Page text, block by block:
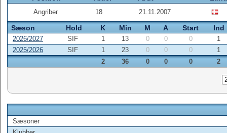
Angriber 18 21.11.2007
Sæson Hold K Min M A Start Ind
2026/2027 SIF 1 13 0 0 0
1
2025/2026
SIF 1 23 0 0 0
1
2
36 0 0 0 2
Sæsoner